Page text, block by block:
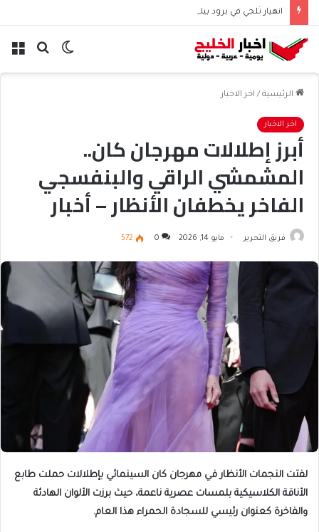
انهيار ثلجي في برود بيك يودي بحياة نظيرة الحارثي وبورجا
بحث الوضع
الرئيسية / اخر الاخبار
اخر الاخبار
أبرز إطلالات مهرجان كان..
المشمشي الراقي والبنفسجي
الفاخر يخطفان الأنظار – أخبار
السعودية
فريق التحرير مايو 14, 2026 0
572
لفتت النجمات الأنظار في مهرجان كان السينمائي بإطلالات حملت طابع
الأناقة الكلاسيكية بلمسات عصرية ناعمة، حيث برزت الألوان الهادئة
والفاخرة كعنوان رئيسي للسجادة الحمراء هذا العام.